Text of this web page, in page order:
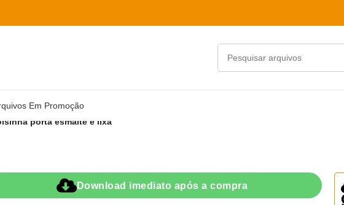
Em Promoção
porta esmalte e lixa
Download imediato após a compra